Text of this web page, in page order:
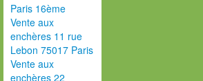
Paris 16ème
Vente aux
enchères 11 rue
Lebon 75017 Paris
Vente aux
enchères 22